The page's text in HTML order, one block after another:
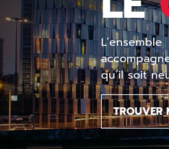
qu’il soit
TROUVER